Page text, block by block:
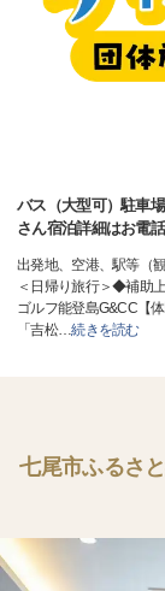
バス（大型可）駐車
さん宿泊詳細はお電
出発地、空港、駅等（
＜日帰り旅行＞◆補助
ゴルフ能登島G&CC【
「吉松…続きを読む
七尾市ふるさ